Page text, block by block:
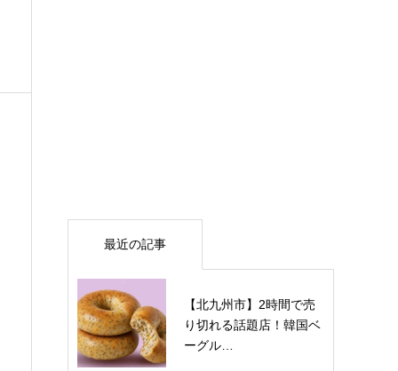
最近の記事
【北九州市】2時間で売
り切れる話題店！韓国ベ
ーグル…